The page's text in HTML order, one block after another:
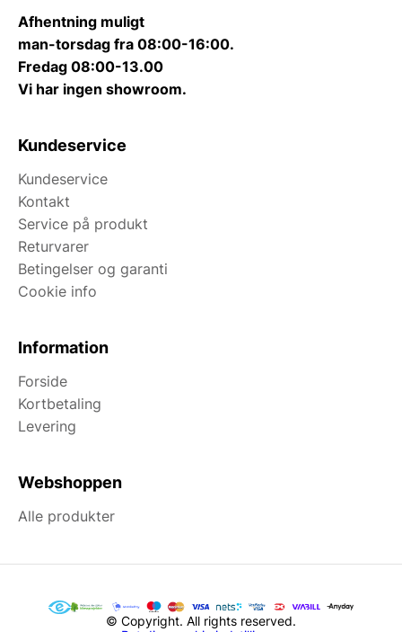
Afhentning muligt
man-torsdag fra 08:00-16:00.
Fredag 08:00-13.00
Vi har ingen showroom.
Kundeservice
Kundeservice
Kontakt
Service på produkt
Returvarer
Betingelser og garanti
Cookie info
Information
Forside
Kortbetaling
Levering
Webshoppen
Alle produkter
© Copyright. All rights reserved.